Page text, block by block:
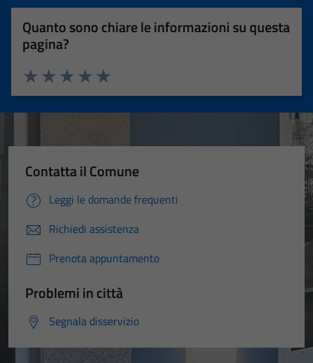
Quanto sono chiare le informazioni su questa
pagina?
Valuta 5 stelle su 5
Valuta 4 stelle su 5
Valuta 3 stelle su 5
Valuta 2 stelle su 5
Valuta 1 stelle su 5
Contatta il Comune
Leggi le domande frequenti
Richiedi assistenza
Prenota appuntamento
Problemi in città
Segnala disservizio